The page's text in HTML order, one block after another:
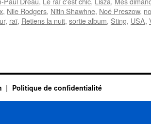
, Nile Rodgers, Nitin Shawhne, Noé Preszow,
, raï, Retiens la nuit, sortie album, Sting, USA,
Politique de confidentialité